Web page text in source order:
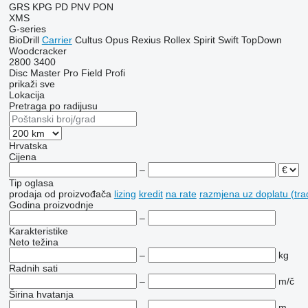
GRS KPG PD PNV PON
XMS
G-series
BioDrill Carrier Cultus Opus Rexius Rollex Spirit Swift TopDown
Woodcracker
2800 3400
Disc Master Pro Field Profi
prikaži sve
Lokacija
Pretraga po radijusu
Hrvatska
Cijena
–
Tip oglasa
prodaja od proizvođača lizing kredit na rate razmjena uz doplatu
Godina proizvodnje
–
Karakteristike
Neto težina
–
kg
Radnih sati
–
m/č
Širina hvatanja